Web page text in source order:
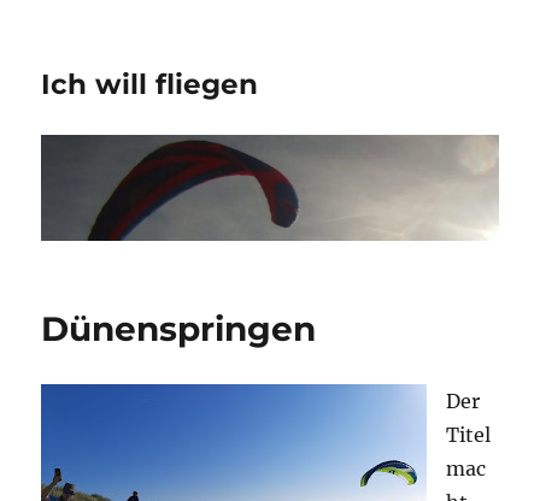
Ich will fliegen
Dünenspringen
Der
Titel
mac